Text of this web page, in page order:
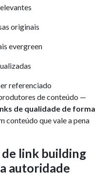
originais
evergreen
referenciado
de conteúdo —
de qualidade de forma
conteúdo que vale a pena
de link building
autoridade